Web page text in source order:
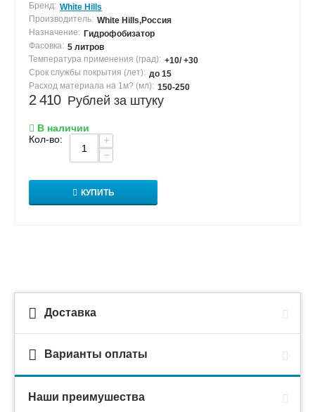
Бренд: White Hills
Производитель: White Hills,Россия
Назначение: Гидрофобизатор
Фасовка: 5 литров
Температура применения (град): +10/ +30
Срок службы покрытия (лет): до 15
Расход материала на 1м? (мл): 150-250
2 410 Рублей за штуку
В наличии
Кол-во:
+
−
КУПИТЬ
Доставка
Варианты оплаты
Наши преимушества